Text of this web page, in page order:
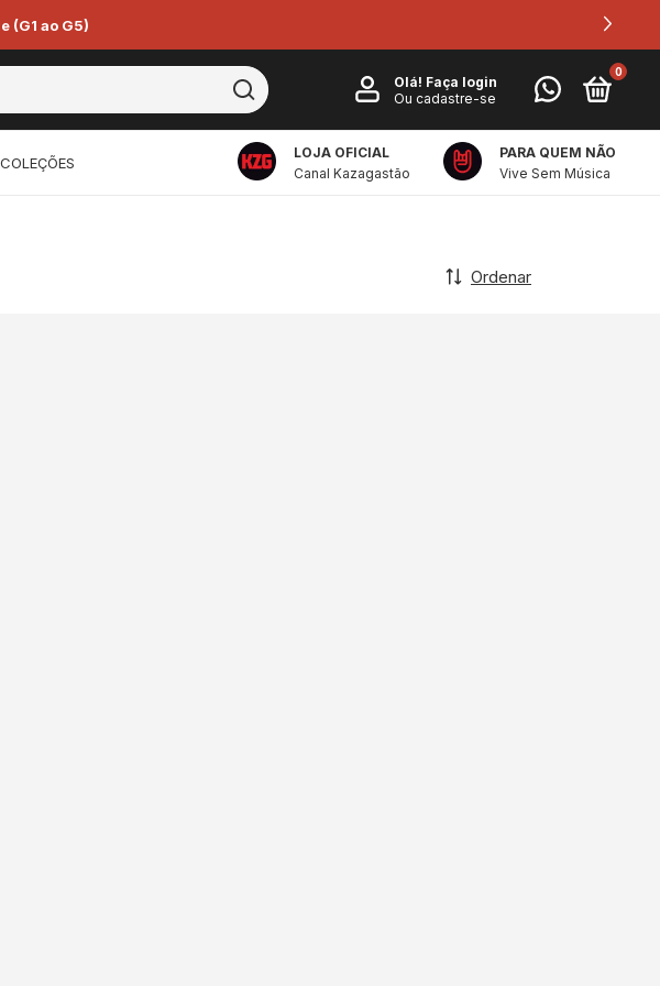
(G1 ao G5)
Olá! Faça login
Ou cadastre-se
0
COLEÇÕES
LOJA OFICIAL
Canal Kazagastão
PARA QUEM NÃO
Vive Sem Música
Ordenar